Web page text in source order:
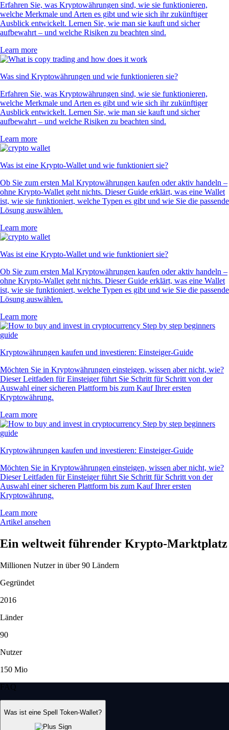
Erfahren Sie, was Kryptowährungen sind, wie sie funktionieren,
welche Merkmale und Arten es gibt und wie sich ihr zukünftiger
Ausblick entwickelt. Lernen Sie, wie man sie kauft und sicher
aufbewahrt – und welche Risiken zu beachten sind.
Learn more
Was sind Kryptowährungen und wie funktionieren sie?
Erfahren Sie, was Kryptowährungen sind, wie sie funktionieren,
welche Merkmale und Arten es gibt und wie sich ihr zukünftiger
Ausblick entwickelt. Lernen Sie, wie man sie kauft und sicher
aufbewahrt – und welche Risiken zu beachten sind.
Learn more
Was ist eine Krypto-Wallet und wie funktioniert sie?
Ob Sie zum ersten Mal Kryptowährungen kaufen oder aktiv handeln –
ohne Krypto-Wallet geht nichts. Dieser Guide erklärt, was eine Wallet
ist, wie sie funktioniert, welche Typen es gibt und wie Sie die passende
Lösung auswählen.
Learn more
Was ist eine Krypto-Wallet und wie funktioniert sie?
Ob Sie zum ersten Mal Kryptowährungen kaufen oder aktiv handeln –
ohne Krypto-Wallet geht nichts. Dieser Guide erklärt, was eine Wallet
ist, wie sie funktioniert, welche Typen es gibt und wie Sie die passende
Lösung auswählen.
Learn more
Kryptowährungen kaufen und investieren: Einsteiger-Guide
Möchten Sie in Kryptowährungen einsteigen, wissen aber nicht, wie?
Dieser Leitfaden für Einsteiger führt Sie Schritt für Schritt von der
Auswahl einer sicheren Plattform bis zum Kauf Ihrer ersten
Kryptowährung.
Learn more
Kryptowährungen kaufen und investieren: Einsteiger-Guide
Möchten Sie in Kryptowährungen einsteigen, wissen aber nicht, wie?
Dieser Leitfaden für Einsteiger führt Sie Schritt für Schritt von der
Auswahl einer sicheren Plattform bis zum Kauf Ihrer ersten
Kryptowährung.
Learn more
Artikel ansehen
Ein weltweit führender Krypto-Marktplatz
Millionen Nutzer in über 90 Ländern
Gegründet
2016
Länder
90
Nutzer
150 Mio
FAQ
Was ist eine Spell Token-Wallet?